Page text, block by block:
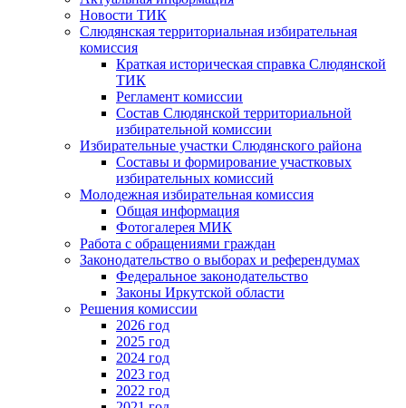
Новости ТИК
Слюдянская территориальная избирательная
комиссия
Краткая историческая справка Слюдянской
ТИК
Регламент комиссии
Состав Слюдянской территориальной
избирательной комиссии
Избирательные участки Слюдянского района
Составы и формирование участковых
избирательных комиссий
Молодежная избирательная комиссия
Общая информация
Фотогалерея МИК
Работа с обращениями граждан
Законодательство о выборах и референдумах
Федеральное законодательство
Законы Иркутской области
Решения комиссии
2026 год
2025 год
2024 год
2023 год
2022 год